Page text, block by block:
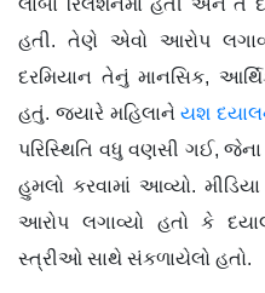
લાંબા રિલેશનમાં હતી અને તે
હતી. તેણે એવો આરોપ
દરમિયાન તેનું માનસિક,
હતું. જ્યારે મહિલાનેયશ
પરિસ્થિતિ વધુ વણસી ગઈ, જેના
હુમલો કરવામાં આવ્યો.
આરોપ લગાવ્યો હતો કે
સ્ત્રીઓ સાથે સંકળાયેલો હતો.